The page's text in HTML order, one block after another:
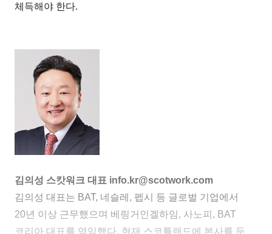
체득해야 한다.
김의성 스캇워크 대표 info.kr@scotwork.com
김의성 대표는 BAT, 네슬레, 펩시 등 글로벌 기업에서
20년 이상 근무했으며 베링거인겔하임, 사노피, BAT
코리아 대표를 역임했다. 현재 스코틀랜드에 본사를 둔